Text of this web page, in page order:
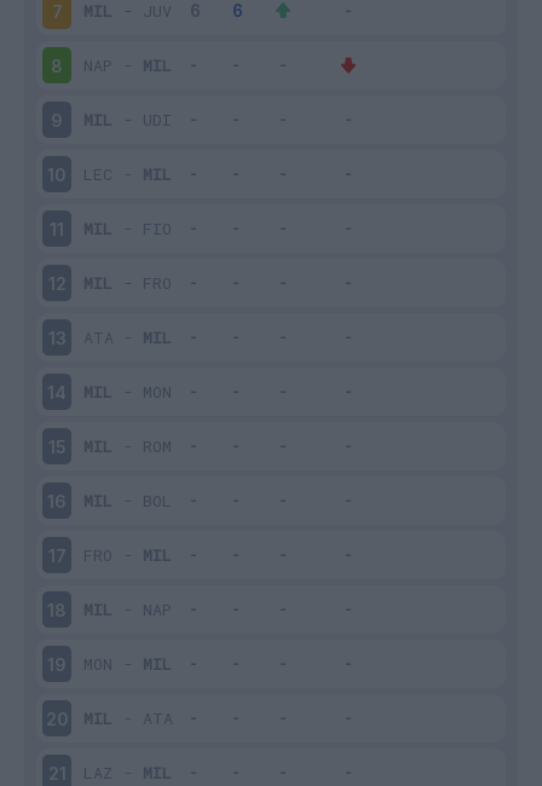
7 MIL - JUV
8 NAP - MIL
9 MIL - UDI
10 LEC - MIL
11 MIL - FIO
12 MIL - FRO
13 ATA - MIL
14 MIL - MON
15 MIL - ROM
16 MIL - BOL
17 FRO - MIL
18 MIL - NAP
19 MON - MIL
20 MIL - ATA
21 LAZ - MIL